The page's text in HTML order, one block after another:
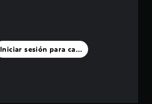
Iniciar sesión para calificar